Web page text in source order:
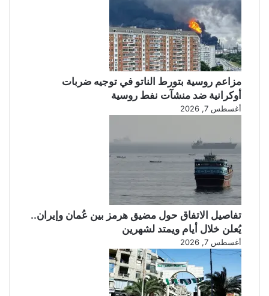
مزاعم روسية بتورط الناتو في توجيه ضربات
أوكرانية ضد منشآت نفط روسية
أغسطس 7, 2026
تفاصيل الاتفاق حول مضيق هرمز بين عُمان وإيران..
يُعلن خلال أيام ويمتد لشهرين
أغسطس 7, 2026